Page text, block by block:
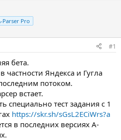
Parser Pro
#1
бета.
Яндекса и Гугла
потоком.
встает.
специально тест задания с 1
https://skr.sh/sGsL2ECiWrs?a
в последних версиях А-